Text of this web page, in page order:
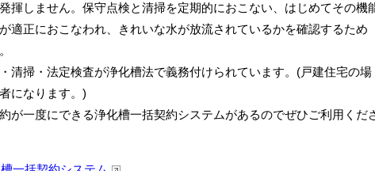
揮しません。保守点検と清掃を定期的におこない、はじめてその機
適正におこなわれ、きれいな水が放流されているかを確認するため
清掃・法定検査が浄化槽法で義務付けられています。(戸建住宅の場
になります。)
が一度にできる浄化槽一括契約システムがあるのでぜひご利用くだ